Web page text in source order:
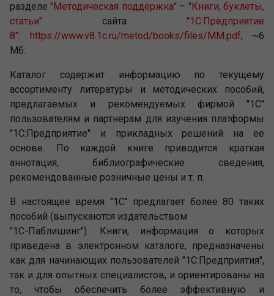
разделе"Методическая поддержка" – "Книги, буклеты,
статьи" сайта "1С:Предприятие
8": https://www.v8.1c.ru/metod/books/files/MM.pdf, ~6
Мб.
Каталог содержит информацию по текущему
ассортименту литературы и методических пособий,
предлагаемых и рекомендуемых фирмой "1С"
пользователям и партнерам для изучения платформы
"1С:Предприятие" и прикладных решений на ее
основе. По каждой книге приводится краткая
аннотация, библиографические сведения,
рекомендованные розничные цены и т. п.
В настоящее время "1С" предлагает более 80 таких
пособий (выпускаются издательством
"1С-Паблишинг"). Книги, информация о которых
приведена в электронном каталоге, предназначены
как для начинающих пользователей "1С:Предприятия",
так и для опытных специалистов, и ориентированы на
то, чтобы обеспечить более эффективную и